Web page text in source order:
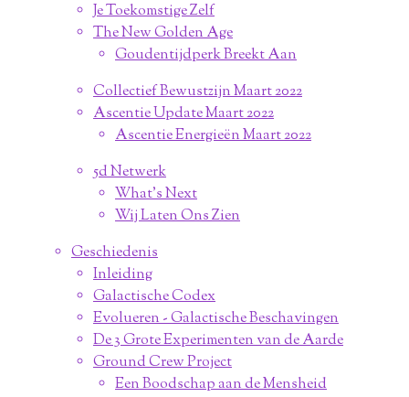
Je Toekomstige Zelf
The New Golden Age
Goudentijdperk Breekt Aan
Collectief Bewustzijn Maart 2022
Ascentie Update Maart 2022
Ascentie Energieën Maart 2022
5d Netwerk
What's Next
Wij Laten Ons Zien
Geschiedenis
Inleiding
Galactische Codex
Evolueren - Galactische Beschavingen
De 3 Grote Experimenten van de Aarde
Ground Crew Project
Een Boodschap aan de Mensheid